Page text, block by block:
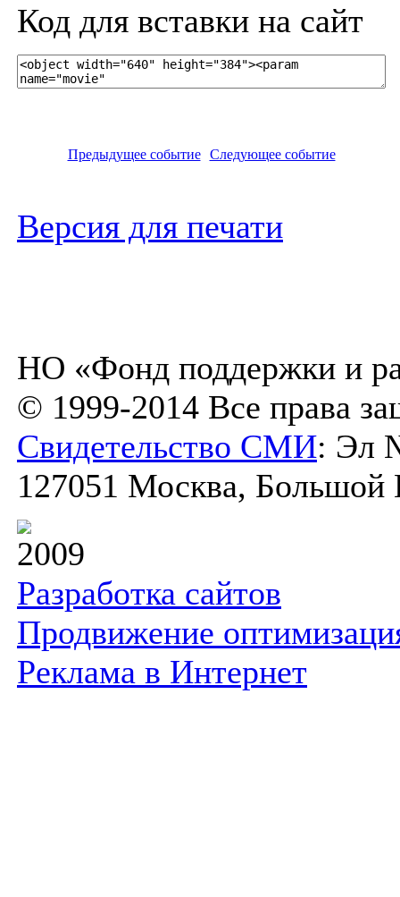
Код для вставки на сайт
Предыдущее событие Следующее событие
Версия для печати
НО «Фонд поддержки и
© 1999-2014 Все права
Свидетельство СМИ: Эл
127051 Москва, Большой
2009
Разработка сайтов
Продвижение
Реклама в Интернет